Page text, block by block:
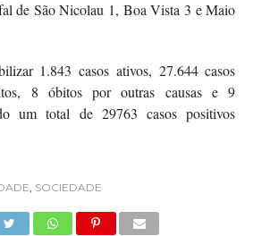
de São Nicolau 1, Boa Vista 3 e Maio
1.843 casos ativos, 27.644 casos
8 óbitos por outras causas e 9
um total de 29763 casos positivos
, SOCIEDADE